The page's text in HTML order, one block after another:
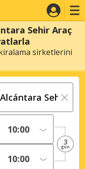
Sehir Araç
sirketlerini
3
gün